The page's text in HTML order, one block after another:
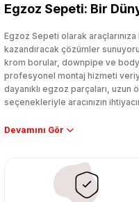
Egzoz Sepeti: Bir
Egzoz Sepeti olarak
kazandıracak çözümler
krom borular, downpipe ve
profesyonel montaj hizmeti
dayanıklı egzoz parçaları,
seçenekleriyle aracınızın
Performans artışı isteyen
çıkma orijinal ürünler ile
tasarımını ve aerodinamisini